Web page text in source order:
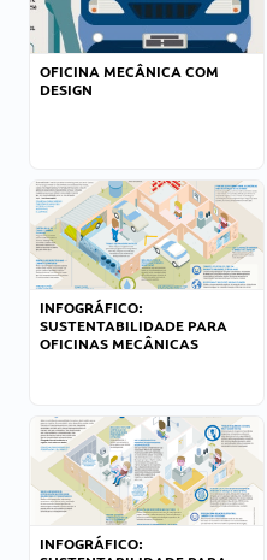
OFICINA MECÂNICA COM
DESIGN
INFOGRÁFICO:
SUSTENTABILIDADE PARA
OFICINAS MECÂNICAS
INFOGRÁFICO: